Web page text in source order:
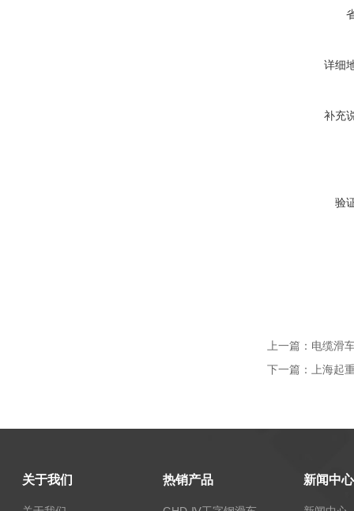
详细
补充
验
上一篇： 电缆滑
下一篇：
上海起
关于我们 热销产品 新闻中心